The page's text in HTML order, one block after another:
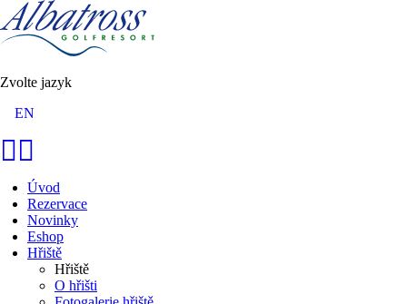
Zvolte jazyk
EN
Úvod
Rezervace
Novinky
Eshop
Hřiště
Hřiště
O hřišti